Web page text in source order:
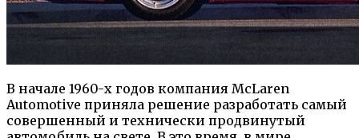
В начале 1960-х годов компания McLaren
Automotive приняла решение разработать самый
совершенный и технически продвинутый